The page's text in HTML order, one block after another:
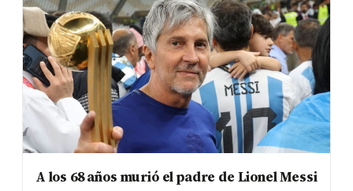
A los 68 años murió el padre de Lionel Messi